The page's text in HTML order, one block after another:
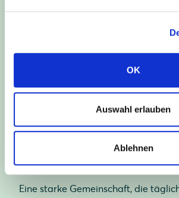
OK
Auswahl erlauben
Ablehnen
325
Mitarbeiter
Eine starke Gemeinschaft, die